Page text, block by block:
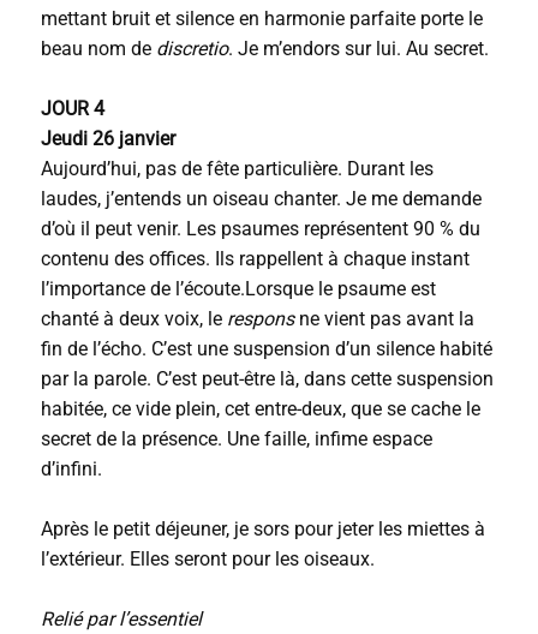
mettant bruit et silence en harmonie parfaite porte le
beau nom de discretio. Je m’endors sur lui. Au secret.
JOUR 4
Jeudi 26 janvier
Aujourd’hui, pas de fête particulière. Durant les
laudes, j’entends un oiseau chanter. Je me demande
d’où il peut venir. Les psaumes représentent 90 % du
contenu des offices. Ils rappellent à chaque instant
l’importance de l’écoute.Lorsque le psaume est
chanté à deux voix, le responsne vient pas avant la
fin de l’écho. C’est une suspension d’un silence habité
par la parole. C’est peut-être là, dans cette suspension
habitée, ce vide plein, cet entre-deux, que se cache le
secret de la présence. Une faille, infime espace
d’infini.
Après le petit déjeuner, je sors pour jeter les miettes à
l’extérieur. Elles seront pour les oiseaux.
Relié par l’essentiel